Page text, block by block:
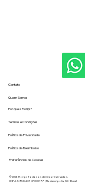
©2026 Floripi. Todos os direitos reservados.
CNPJ: 59.584.379/0001-77 | Florianópolis, SC - Brasil
Por que a Floripi?
Política de Privacidade
Política de Reembolso
Termos e Condições
Contato
Quem Somos
Preferências de Cookies